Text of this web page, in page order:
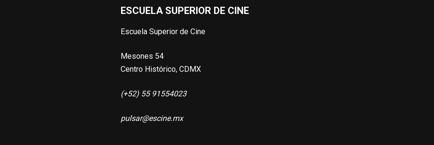
ESCUELA SUPERIOR DE CINE
Escuela Superior de Cine
Mesones 54
Centro Histórico, CDMX
(+52) 55 91554023
pulsar@escine.mx